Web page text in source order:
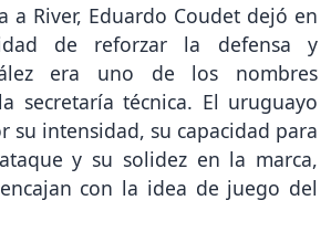
a River, Eduardo Coudet dejó en
de reforzar la defensa y
era uno de los nombres
secretaría técnica. El uruguayo
su intensidad, su capacidad para
y su solidez en la marca,
con la idea de juego del